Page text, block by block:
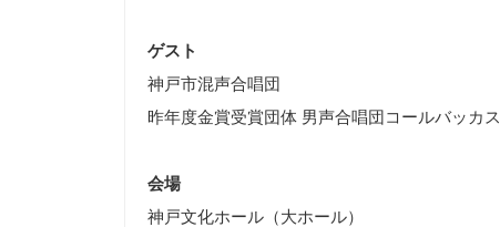
ゲスト
神戸市混声合唱団
昨年度金賞受賞団体 男声合唱団コールバッカス
会場
神戸文化ホール（大ホール）